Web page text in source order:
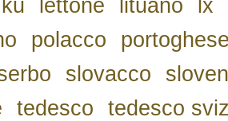
ku lettone lituano lx
polacco
slovacco
tedesco
tedesco